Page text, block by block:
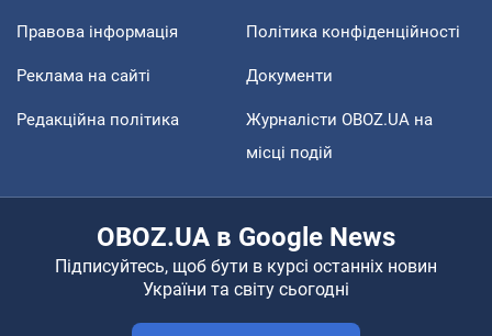
Правова інформація Політика конфіденційності
Реклама на сайті Документи
Редакційна політика
Журналісти OBOZ.UA на
місці подій
OBOZ.UA в Google News
Підписуйтесь, щоб бути в курсі останніх новин
України та світу сьогодні